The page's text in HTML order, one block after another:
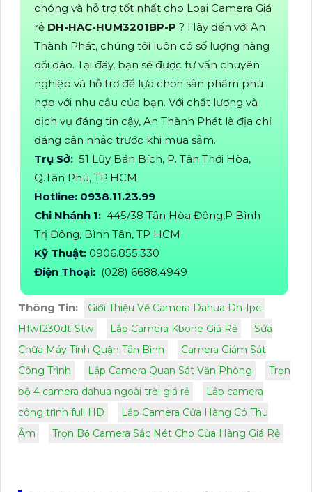
chóng và hỗ trợ tốt nhất cho Loại Camera Giá
rẻ DH-HAC-HUM3201BP-P ? Hãy đến với An
Thành Phát, chúng tôi luôn có số lượng hàng
dồi dào. Tại đây, bạn sẽ được tư vấn chuyên
nghiệp và hỗ trợ để lựa chọn sản phẩm phù
hợp với nhu cầu của bạn. Với chất lượng và
dịch vụ đáng tin cậy, An Thành Phát là địa chỉ
đáng cân nhắc trước khi mua sắm.
Trụ Sở: 51 Lũy Bán Bích, P. Tân Thới Hòa,
Q.Tân Phú, TP.HCM
Hotline: 0938.11.23.99
Chi Nhánh 1: 445/38 Tân Hòa Đông,P Bình
Trị Đông, Bình Tân, TP HCM
Kỹ Thuật: 0906.855.330
Điện Thoại: (028) 6688.4949
Thông Tin:
Giới Thiệu Về Camera Dahua Dh-Ipc-
Hfw1230dt-Stw
Lắp Camera Kbone Giá Rẻ
Sửa
Chữa Máy Tính Quận Tân Bình
Camera Giám Sát
Công Trình
Lắp Camera Quan Sát Văn Phòng
Trọn
bộ 4 camera dahua ngoài trời giá rẻ
Lắp camera
công trình full HD
Lắp Camera Cửa Hàng Có Thu
Âm
Trọn Bộ Camera Sắc Nét Cho Cửa Hàng Giá Rẻ